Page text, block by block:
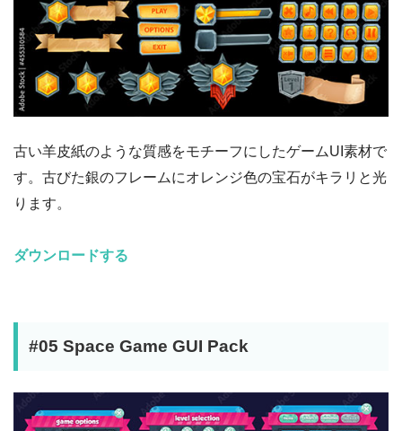
古い羊皮紙のような質感をモチーフにしたゲームUI素材で
す。古びた銀のフレームにオレンジ色の宝石がキラリと光
ります。
ダウンロードする
#05 Space Game GUI Pack